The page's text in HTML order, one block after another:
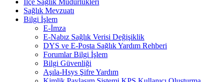
Sağlık Mevzuatı
Bilgi İşlem
E-İmza
E-Nabız Sağlık Verisi Değişiklik
DYS ve E-Posta Sağlık Yardım Rehberi
Forumlar Bilgi İşlem
Bilgi Güvenliği
Aşıla-Hsys Şifre Yardım